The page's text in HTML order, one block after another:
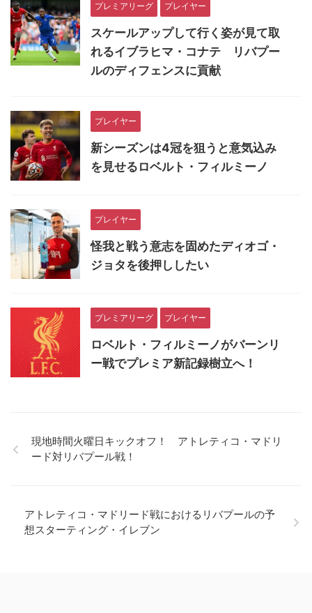
プレミアリーグ プレイヤー
スケールアップして行く姿が見て取
れるイブラヒマ・コナテ リバプー
ルのディフェンスに貢献
プレイヤー
新シーズンは4冠を狙うと意気込み
を見せるロベルト・フィルミーノ
プレイヤー
怪我と戦う意志を固めたディオゴ・
ジョタを後押ししたい
プレミアリーグ プレイヤー
ロベルト・フィルミーノがバーンリ
ー戦でプレミア新記録樹立へ！
現地時間火曜日キックオフ！ アトレティコ・マドリ
ード対リバプール戦！
アトレティコ・マドリード戦におけるリバプールの予
想スターティング・イレブン